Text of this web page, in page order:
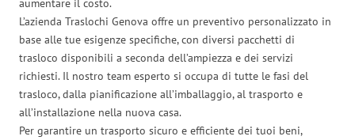
aumentare il costo.
L’azienda Traslochi Genova offre un preventivo personalizzato in
base alle tue esigenze specifiche, con diversi pacchetti di
trasloco disponibili a seconda dell’ampiezza e dei servizi
richiesti. Il nostro team esperto si occupa di tutte le fasi del
trasloco, dalla pianificazione all’imballaggio, al trasporto e
all’installazione nella nuova casa.
Per garantire un trasporto sicuro e efficiente dei tuoi beni,